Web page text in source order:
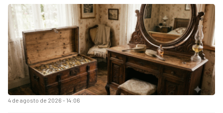
4 de agosto de 2026 - 14:06